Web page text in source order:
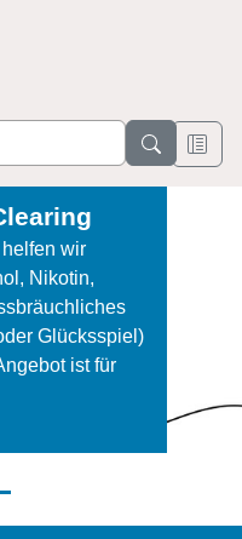
wir
Nikotin,
Glücksspiel)
ist für